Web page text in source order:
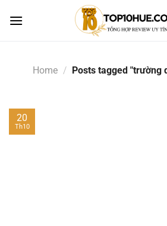
Home / Posts tagged "trường
20
Th10